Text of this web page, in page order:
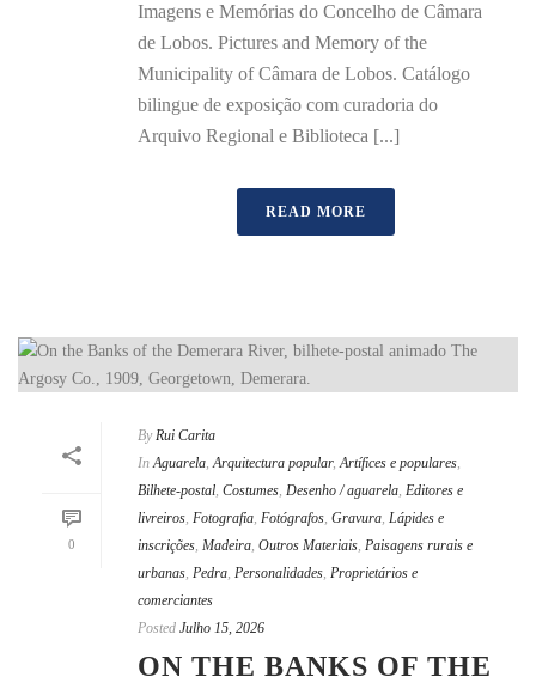
Imagens e Memórias do Concelho de Câmara
de Lobos. Pictures and Memory of the
Municipality of Câmara de Lobos. Catálogo
bilingue de exposição com curadoria do
Arquivo Regional e Biblioteca [...]
READ MORE
0
By Rui Carita
In Aguarela,Arquitectura popular,Artífices e populares,
Bilhete-postal, Costumes, Desenho / aguarela, Editores e
livreiros, Fotografia, Fotógrafos, Gravura, Lápides e
inscrições, Madeira, Outros Materiais, Paisagens rurais e
urbanas, Pedra, Personalidades, Proprietários e
comerciantes
Posted Julho 15, 2026
ON THE BANKS OF THE